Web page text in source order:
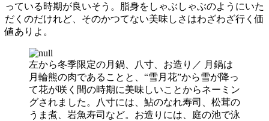
っている時期が良いそう。脂身をしゃぶしゃぶのようにいた
だくのだけれど、そのかつてない美味しさはわざわざ行く価
値ありよ。
左から冬季限定の月鍋、八寸、お造り／ 月鍋は
月輪熊の肉であることと、“雪月花”から雪が降っ
て花が咲く間の時期に美味しいことからネーミン
グされました。八寸には、鮎のなれ寿司、松茸の
うま煮、岩魚寿司など。お造りには、庭の池で泳